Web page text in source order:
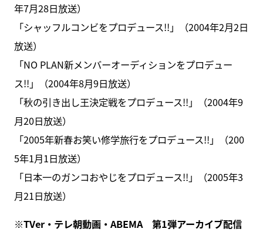
年7月28日放送）
「シャッフルコンビをプロデュース!!」（2004年2月2日
放送）
「NO PLAN新メンバーオーディションをプロデュー
ス!!」（2004年8月9日放送）
「秋の引き出し王決定戦をプロデュース!!」（2004年9
月20日放送）
「2005年新春お笑い修学旅行をプロデュース!!」（200
5年1月1日放送）
「日本一のガンコおやじをプロデュース!!」（2005年3
月21日放送）
※TVer・テレ朝動画・ABEMA 第1弾アーカイブ配信